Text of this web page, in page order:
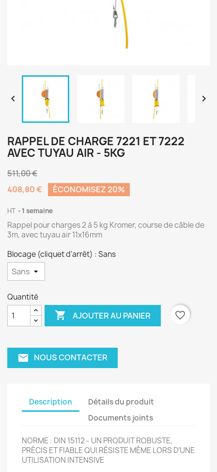
 
RAPPEL DE CHARGE 7221 ET 7222
AVEC TUYAU AIR - 5KG
511,00 €
408,80 €
ÉCONOMISEZ 20%
HT 1 semaine
Rappel pour charges 2 à 5 kg Kromer, course de câble de
3m, avec tuyau air 11x16mm
Blocage (cliquet d'arrêt) : Sans
Quantité
 AJOUTER AU PANIER favorite_border
email NOUS CONTACTER
Description
Détails du produit
Documents joints
NORME : DIN 15112 - UN PRODUIT ROBUSTE,
PRÉCIS ET FIABLE QUI RÉSISTE MÊME LORS D’UNE
UTILISATION INTENSIVE